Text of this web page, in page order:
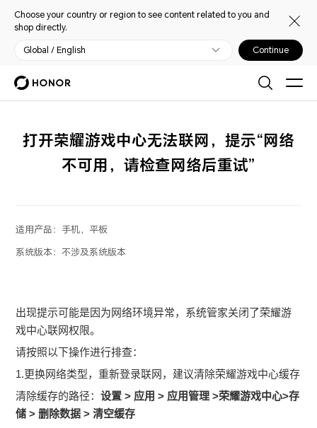
Choose your country or region to see content related to you and
shop directly.
Global / English Continue
打开荣耀游戏中心无法联网，提示“网络
不可用，请检查网络后重试”
适用产品： 手机，平板
系统版本：不涉及系统版本
出现提示可能是因为网络环境异常，系统管家关闭了荣耀游
戏中心联网权限。
请按照以下操作进行排查：
1.更换网络类型，重新登录联网，建议清除荣耀游戏中心缓存
清除缓存的路径：设置 > 应用 > 应用管理 >荣耀游戏中心>存
储 > 删除数据 > 清空缓存